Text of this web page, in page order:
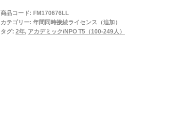
年
間
商品コード: FM170676LL
カテゴリー: 年間同時接続ライセンス（追加）
タグ: 2年, アカデミック/NPO T5（100-249人）